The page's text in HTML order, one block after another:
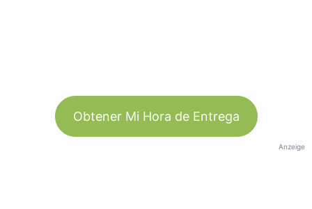
Obtener Mi Hora de Entrega
Anzeige